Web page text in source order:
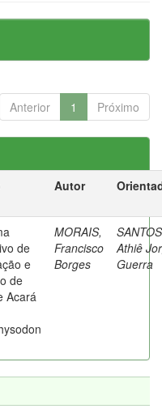
Anterior 1 Próximo
Autor
de
e
de
Acará
MORAIS,
Francisco
Borges
Athiê
Guerra